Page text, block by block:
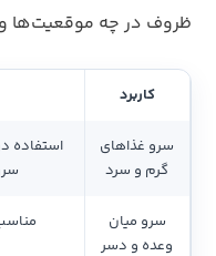
ظروف در چه موقعیت‌ها
کاربرد
سرو غذاهای
گرم و سرد
استفاده
سرو میان
وعده و دسر